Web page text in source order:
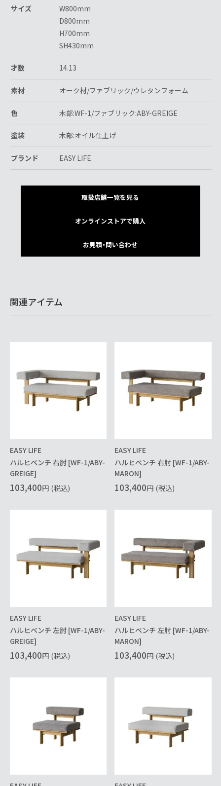
サイズ
W800mm
D800mm
H700mm
SH430mm
才数 14.13
素材 オーク材/ファブリック/ウレタンフォーム
色 木部:WF-1/ファブリック:ABY-GREIGE
塗装 木部:オイル仕上げ
ブランド EASY LIFE
取扱店舗一覧を見る
オンラインストアで購入
お見積・問い合わせ
関連アイテム
EASY LIFE
ハルヒベンチ 右肘 [WF-1/ABY-
GREIGE]
103,400円 (税込)
EASY LIFE
ハルヒベンチ 右肘 [WF-1/ABY-
MARON]
103,400円 (税込)
EASY LIFE
ハルヒベンチ 左肘 [WF-1/ABY-
GREIGE]
103,400円 (税込)
EASY LIFE
ハルヒベンチ 左肘 [WF-1/ABY-
MARON]
103,400円 (税込)